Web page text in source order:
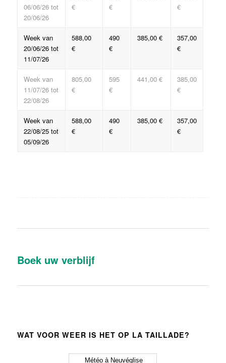
06/06/26 tot
20/06/26
€
€
€
Week van
20/06/26 tot
11/07/26
588,00
€
490
€
385,00 €
357,00
€
Week van
11/07/26 tot
22/08/26
805,00
€
595
€
441,00 €
385,00
€
Week van
22/08/25 tot
05/09/26
588,00
€
490
€
385,00 €
357,00
€
Boek uw verblijf
WAT VOOR WEER IS HET OP LA TAILLADE?